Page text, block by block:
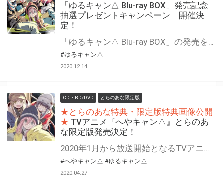
「ゆるキャン△ Blu-ray BOX」発売記念
抽選プレゼントキャンペーン 開催決
定！
「ゆるキャン△ Blu-ray BOX」の発売を記念して、抽選フェアを開催いたします！ 期間中に、とらのあな対象店舗にて対象商品をご購入いただいた方に「応募抽選シリアル」をお渡しいたします。 専用フォームからご応募の方に抽選で「キャスト直筆サイン入りポスター」をプレゼント！
#ゆるキャン△
2020.12.14
CD・BD/DVD とらのあな限定版
★とらのあな特典・限定版特典画像公開
★ TVアニメ『へやキャン△』とらのあ
な限定版発売決定！
2020年1月から放送開始となるTVアニメ『へやキャン△』のBlu-ray＆DVDが発売決定！ とらのあなでは、Blu-ray/DVDの『とらのあな限定版』を発売致します！！ 気になるとらのあな限定版の特典は…【アクリルフィギュア】！！！ さらに、とらのあな限定版だけでなく、 とらのあなオリジナル特典として、アニメ描き下ろし「B2タペストリー(リン・恵那)」も実施！ 是非とも、とらのあな対象店舗でご予約・ご購入をお待ちしております♪♪
#へやキャン△ #ゆるキャン△
2020.04.27